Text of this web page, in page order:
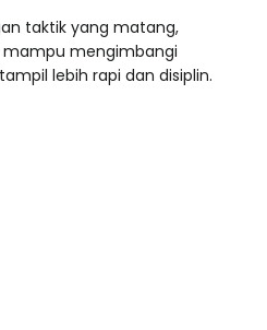
taktik yang matang,
mampu mengimbangi
lebih rapi dan disiplin.